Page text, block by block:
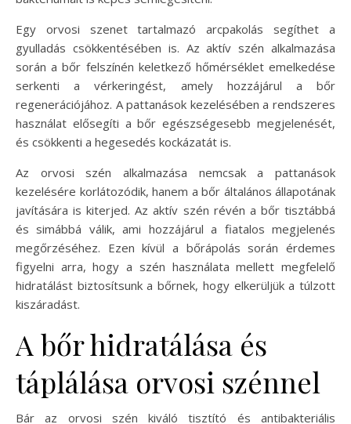
Egy orvosi szenet tartalmazó arcpakolás segíthet a
gyulladás csökkentésében is. Az aktív szén alkalmazása
során a bőr felszínén keletkező hőmérséklet emelkedése
serkenti a vérkeringést, amely hozzájárul a bőr
regenerációjához. A pattanások kezelésében a rendszeres
használat elősegíti a bőr egészségesebb megjelenését,
és csökkenti a hegesedés kockázatát is.
Az orvosi szén alkalmazása nemcsak a pattanások
kezelésére korlátozódik, hanem a bőr általános állapotának
javítására is kiterjed. Az aktív szén révén a bőr tisztábbá
és simábbá válik, ami hozzájárul a fiatalos megjelenés
megőrzéséhez. Ezen kívül a bőrápolás során érdemes
figyelni arra, hogy a szén használata mellett megfelelő
hidratálást biztosítsunk a bőrnek, hogy elkerüljük a túlzott
kiszáradást.
A bőr hidratálása és
táplálása orvosi szénnel
Bár az orvosi szén kiváló tisztító és antibakteriális